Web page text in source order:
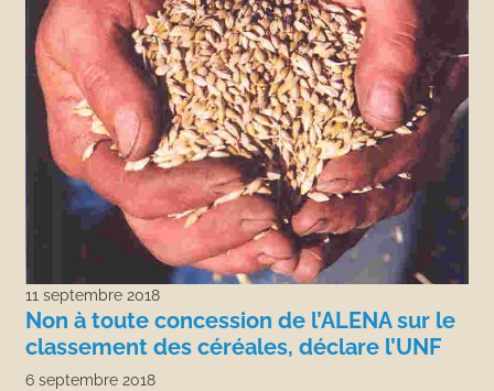
11 septembre 2018
Non à toute concession de l’ALENA sur le
classement des céréales, déclare l’UNF
6 septembre 2018